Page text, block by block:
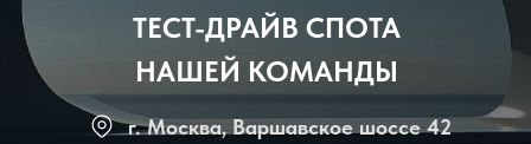
ТЕСТ-ДРАЙВ СПОТА
НАШЕЙ КОМАНДЫ
г. Москва, Варшавское шоссе 42